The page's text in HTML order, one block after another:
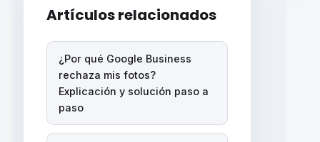
Artículos relacionados
¿Por qué Google Business
rechaza mis fotos?
Explicación y solución paso a
paso